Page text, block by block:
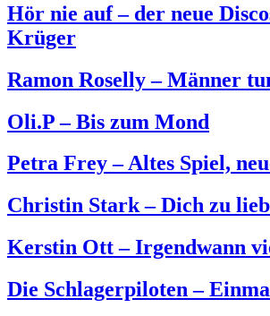
Hör nie auf – der neue
Krüger
Ramon Roselly – Männer
Oli.P – Bis zum Mond
Petra Frey – Altes Spiel,
Christin Stark – Dich zu
Kerstin Ott – Irgendwann
Die Schlagerpiloten –